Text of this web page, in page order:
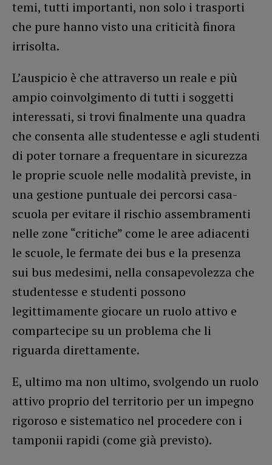
temi, tutti importanti, non solo i trasporti
che pure hanno visto una criticità finora
irrisolta.
L’auspicio è che attraverso un reale e più
ampio coinvolgimento di tutti i soggetti
interessati, si trovi finalmente una quadra
che consenta alle studentesse e agli studenti
di poter tornare a frequentare in sicurezza
le proprie scuole nelle modalità previste, in
una gestione puntuale dei percorsi casa-
scuola per evitare il rischio assembramenti
nelle zone “critiche” come le aree adiacenti
le scuole, le fermate dei bus e la presenza
sui bus medesimi, nella consapevolezza che
studentesse e studenti possono
legittimamente giocare un ruolo attivo e
compartecipe su un problema che li
riguarda direttamente.
E, ultimo ma non ultimo, svolgendo un ruolo
attivo proprio del territorio per un impegno
rigoroso e sistematico nel procedere con i
tamponii rapidi (come già previsto).